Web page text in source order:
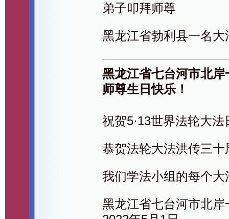
弟子叩拜师尊
黑龙江省勃利县一名
黑龙江省七台河市北
师尊生日快乐！
祝贺5·13世界法轮大法
恭贺法轮大法洪传三十
我们学法小组的每个
黑龙江省七台河市北